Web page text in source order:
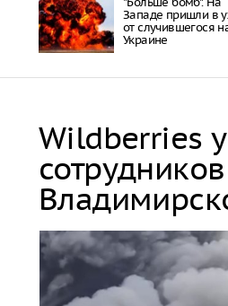
Западе пришли в
от случившегося
Украине
Wildberries